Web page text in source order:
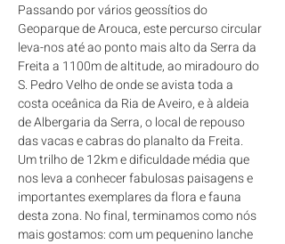
Passando por vários geossítios do
Geoparque de Arouca, este percurso circular
leva-nos até ao ponto mais alto da Serra da
Freita a 1100m de altitude, ao miradouro do
S. Pedro Velho de onde se avista toda a
costa oceânica da Ria de Aveiro, e à aldeia
de Albergaria da Serra, o local de repouso
das vacas e cabras do planalto da Freita.
Um trilho de 12km e dificuldade média que
nos leva a conhecer fabulosas paisagens e
importantes exemplares da flora e fauna
desta zona. No final, terminamos como nós
mais gostamos: com um pequenino lanche